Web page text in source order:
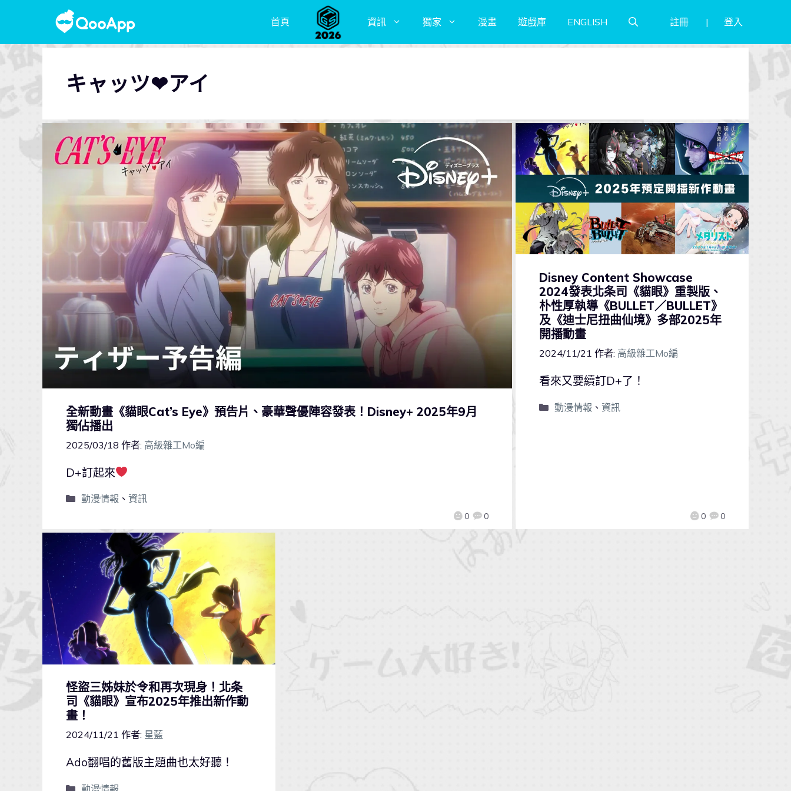
首頁 資訊 獨家 漫畫 遊戲庫 ENGLISH 註冊 登入
キャッツ❤︎アイ
全新動畫《貓眼Cat’s Eye》預告片、豪華聲優陣容發表！Disney+ 2025年9月
獨佔播出
2025/03/18 作者: 高級雜工Mo編
0 0
D+訂起來
動漫情報 、 資訊
Disney Content Showcase
2024發表北条司《貓眼》重製版、
朴性厚執導《BULLET／BULLET》
及《迪士尼扭曲仙境》多部2025年
開播動畫
2024/11/21 作者: 高級雜工Mo編
0 0
看來又要續訂D+了！
動漫情報 、 資訊
怪盜三姊妹於令和再次現身！北条
司《貓眼》宣布2025年推出新作動
畫！
2024/11/21 作者: 星藍
Ado翻唱的舊版主題曲也太好聽！
動漫情報